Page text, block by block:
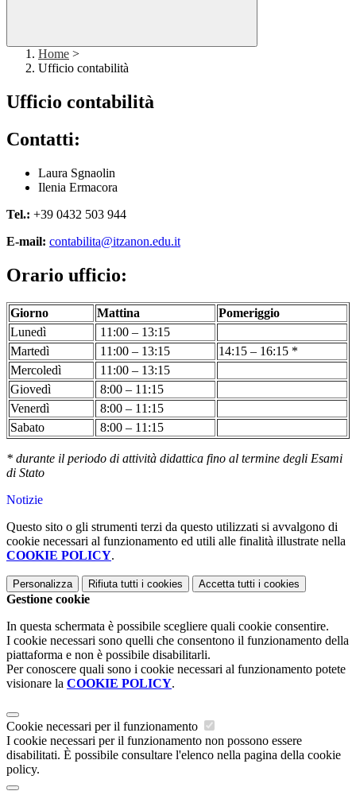
Home >
Ufficio contabilità
Ufficio contabilità
Contatti:
Laura Sgnaolin
Ilenia Ermacora
Tel.: +39 0432 503 944
E-mail: contabilita@itzanon.edu.it
Orario ufficio:
Giorno Mattina
Pomeriggio
Lunedì
11:00 – 13:15
Martedì
11:00 – 13:15
14:15 – 16:15 *
Mercoledì
11:00 – 13:15
Giovedì
8:00 – 11:15
Venerdì
8:00 – 11:15
Sabato
8:00 – 11:15
* durante il periodo di attività didattica fino al termine degli Esami
di Stato
Notizie
Questo sito o gli strumenti terzi da questo utilizzati si avvalgono di
cookie necessari al funzionamento ed utili alle finalità illustrate nella
COOKIE POLICY.
Personalizza Rifiuta tutti i cookies Accetta tutti i cookies
Gestione cookie
In questa schermata è possibile scegliere quali cookie consentire.
I cookie necessari sono quelli che consentono il funzionamento della
piattaforma e non è possibile disabilitarli.
Per conoscere quali sono i cookie necessari al funzionamento potete
visionare la COOKIE POLICY.
Cookie necessari per il funzionamento
I cookie necessari per il funzionamento non possono essere
disabilitati. È possibile consultare l'elenco nella pagina della cookie
policy.